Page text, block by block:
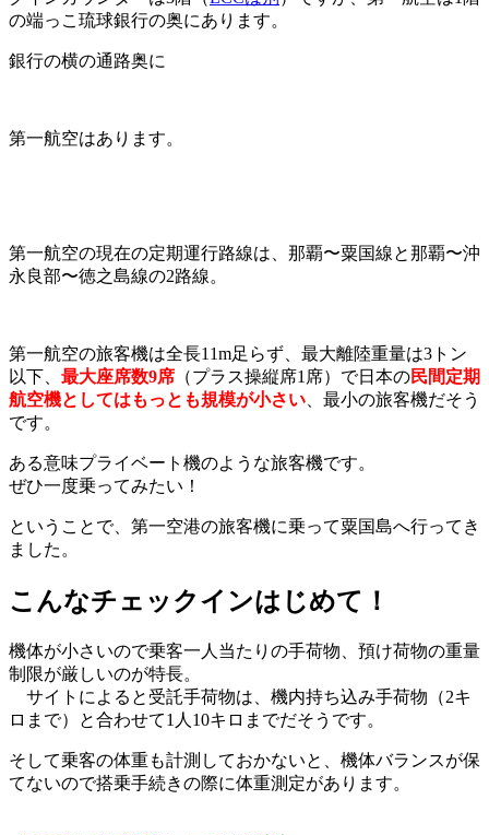
の端っこ琉球銀行の奥にあります。
銀行の横の通路奥に
第一航空はあります。
第一航空の現在の定期運行路線は、那覇〜粟国線と那覇〜沖
永良部〜徳之島線の2路線。
第一航空の旅客機は全長11m足らず、最大離陸重量は3トン
以下、 最大座席数9席 （プラス操縦席1席）で日本の民間定期
航空機としてはもっとも規模が小さい 、最小の旅客機だそう
です。
ある意味プライベート機のような旅客機です。
ぜひ一度乗ってみたい！
ということで、第一空港の旅客機に乗って粟国島へ行ってき
ました。
こんなチェックインはじめて！
機体が小さいので乗客一人当たりの手荷物、預け荷物の重量
制限が厳しいのが特長。
サイトによると受託手荷物は、機内持ち込み手荷物（2キ
ロまで）と合わせて1人10キロまでだそうです。
そして乗客の体重も計測しておかないと、機体バランスが保
てないので搭乗手続きの際に体重測定があります。